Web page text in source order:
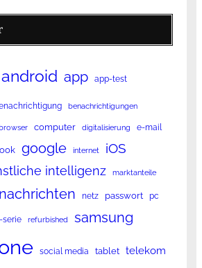
android app app-test
benachrichtigungen
computer digitalisierung e-mail
google internet iOS
intelligenz marktanteile
nachrichten netz passwort pc
serie refurbished samsung
social media tablet telekom